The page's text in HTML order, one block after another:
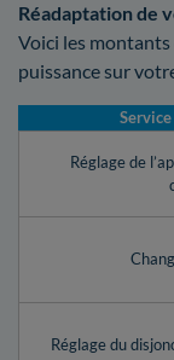
Réadaptation de
Voici les
puissance sur
Réglage de
Réglage du